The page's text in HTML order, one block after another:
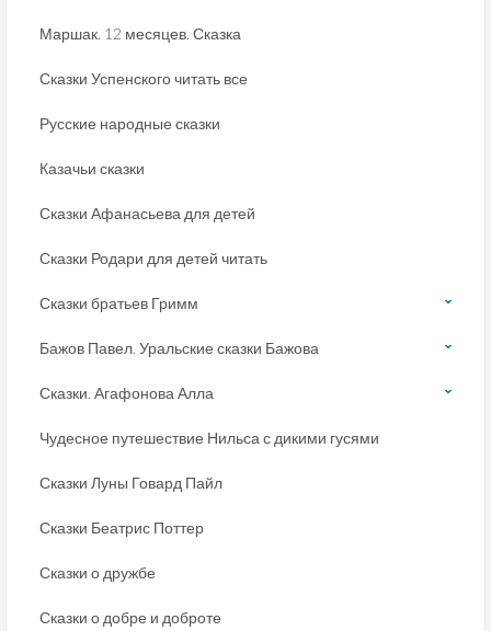
Маршак. 12 месяцев. Сказка
Сказки Успенского читать все
Русские народные сказки
Казачьи сказки
Сказки Афанасьева для детей
Сказки Родари для детей читать
Сказки братьев Гримм
Бажов Павел. Уральские сказки Бажова
Сказки. Агафонова Алла
Чудесное путешествие Нильса с дикими гусями
Сказки Луны Говард Пайл
Сказки Беатрис Поттер
Сказки о дружбе
Сказки о добре и доброте